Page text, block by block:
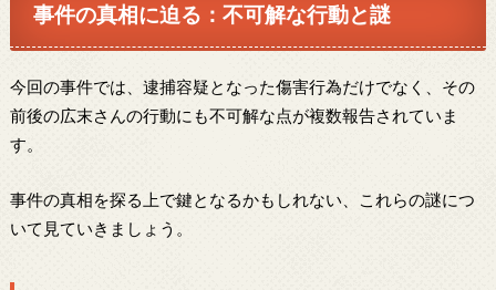
事件の真相に迫る：不可解な行動と謎
今回の事件では、逮捕容疑となった傷害行為だけでなく、その
前後の広末さんの行動にも不可解な点が複数報告されていま
す。
事件の真相を探る上で鍵となるかもしれない、これらの謎につ
いて見ていきましょう。